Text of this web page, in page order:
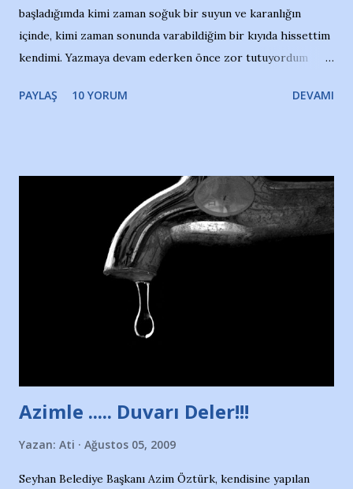
başladığımda kimi zaman soğuk bir suyun ve karanlığın
içinde, kimi zaman sonunda varabildiğim bir kıyıda hissettim
kendimi. Yazmaya devam ederken önce zor tutuyordum
Yazımı, ağlayarak bitirebildim ancak…Kendisinin web
Nesrin’in Hikayesi’ne başlıyorum… 1964 Adana Yüzme
havuzunun kenarında 7 yaşında kara kuru bir kız çocuğu
duruyor. Havuzun içinde Adana Demirspor Kulübü
yüzücüleri. Erkekler çoğunlukta. Küçük kız etrafına bakıyor.
Sadece 4 kız çocuğu var. Nesrin, Adana Demirspor’un 4
kızından biri oluyor o gün…Giriyor havuza. 1973 – 1975
Adana Nesrin, 16 yaşında. Yüzüyor. 7 yaşında girdiği
Türkiye 3.lüğü var. 17 yaşında mar...
PAYLAŞ 10 YORUM DEVAMI
Azimle ..... Duvarı Deler!!!
Yazan: Ati Ağustos 05, 2009
Seyhan Belediye Başkanı Azim Öztürk, kendisine yapılan